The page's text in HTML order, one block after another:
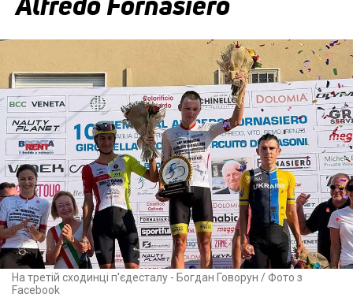
На третій сходинці п'єдесталу - Богдан Говорун / Фото з
Facebook